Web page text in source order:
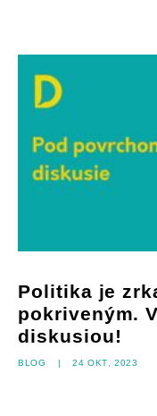
Politika je
pokriveným.
diskusiou!
Blog | 24 okt, 2023